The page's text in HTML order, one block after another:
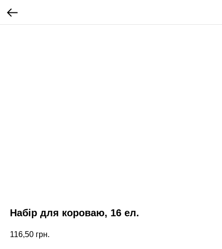
Набір для короваю, 16 ел.
116,50 грн.